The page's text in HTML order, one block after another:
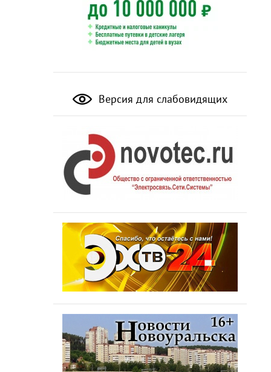
Версия для слабовидящих